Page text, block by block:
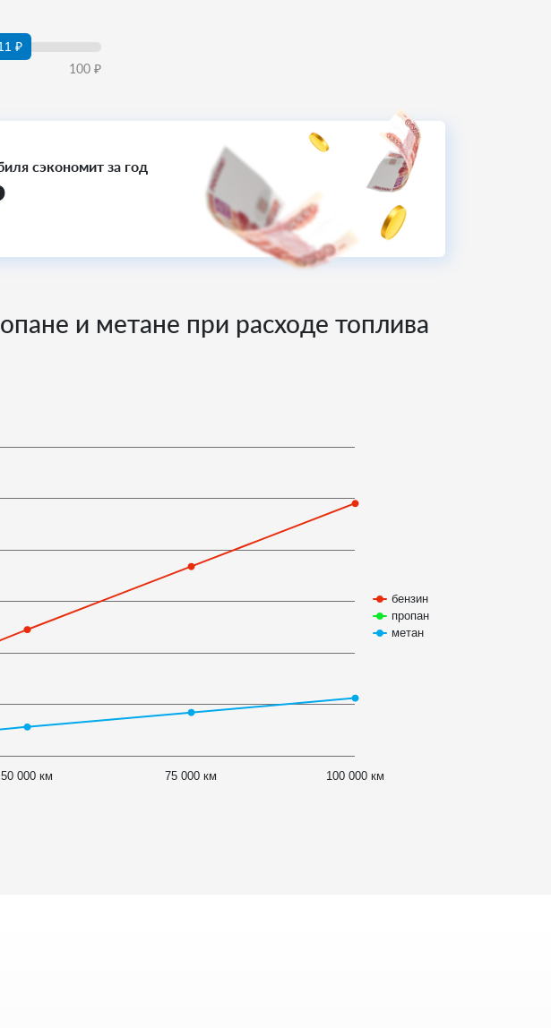
₽
100₽
сэкономит за год
и метане при расходе топлива
бензин
пропан
метан
50 000 км 75 000 км 100 000 км